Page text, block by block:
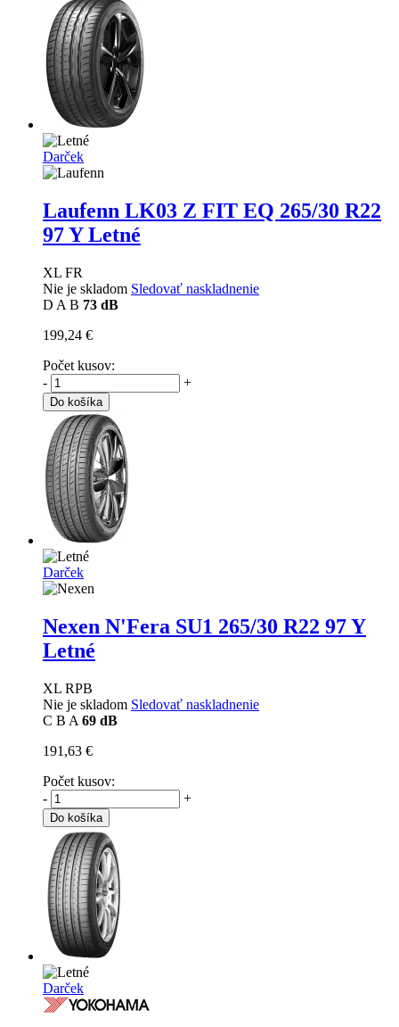
Darček
Laufenn LK03 Z FIT EQ 265/30 R22
97 Y Letné
XL FR
Nie je skladom Sledovať naskladnenie
D A B 73 dB
199,24 €
Počet kusov:
-
+
Do košíka
Darček
Nexen N'Fera SU1 265/30 R22 97 Y
Letné
XL RPB
Nie je skladom Sledovať naskladnenie
C B A 69 dB
191,63 €
Počet kusov:
-
+
Do košíka
Darček